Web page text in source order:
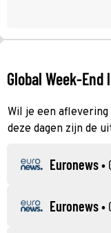
Global Week-
Wil je een
deze dagen zijn de
Euronews•
Euronews•